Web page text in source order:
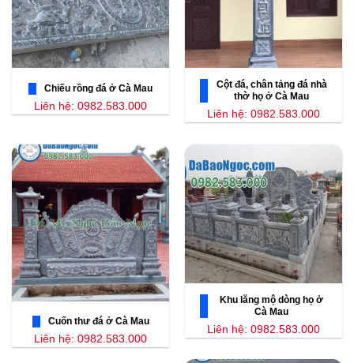
Chiếu rồng đá ở Cà Mau
Liên hệ: 0982.583.000
Cột đá, chân tảng đá nhà
thờ họ ở Cà Mau
Liên hệ: 0982.583.000
Cuốn thư đá ở Cà Mau
Liên hệ: 0982.583.000
Khu lăng mộ dòng họ ở
Cà Mau
Liên hệ: 0982.583.000